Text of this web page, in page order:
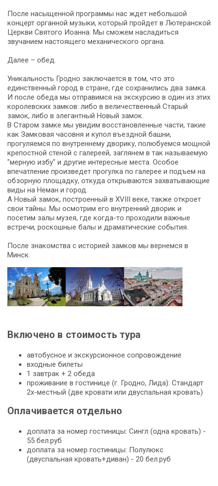
После насыщенной программы нас ждет небольшой
концерт органной музыки, который пройдет в Лютеранской
Церкви Святого Иоанна. Мы сможем насладиться
звучанием настоящего механического органа.
Далее – обед.
Уникальность Гродно заключается в том, что это
единственный город в стране, где сохранились два замка.
И после обеда мы отправимся на экскурсию в один из этих
королевских замков: либо в величественный Старый
замок, либо в элегантный Новый замок.
В Старом замке мы увидим восстановленные части, такие
как Замковая часовня и купол въездной башни,
прогуляемся по внутреннему дворику, полюбуемся мощной
крепостной стеной с галереей, заглянем в так называемую
"мерную избу" и другие интересные места. Особое
впечатление произведет прогулка по галерее и подъем на
обзорную площадку, откуда открываются захватывающие
виды на Неман и город.
А Новый замок, построенный в XVIII веке, также откроет
свои тайны. Мы осмотрим его внутренний дворик и
посетим залы музея, где когда-то проходили важные
встречи, роскошные балы и драматические события.
После знакомства с историей замков мы вернемся в
Минск.
Включено в стоимость тура
автобусное и экскурсионное сопровождение
входные билеты
1 завтрак + 2 обеда
проживание в гостинице (г. Гродно, Лида): Стандарт
2х-местный (две кровати или двуспальная кровать)
Оплачивается отдельно
доплата за номер гостиницы: Сингл (одна кровать) -
55 бел.руб
доплата за номер гостиницы: Полулюкс
(двуспальная кровать+диван) - 20 бел.руб